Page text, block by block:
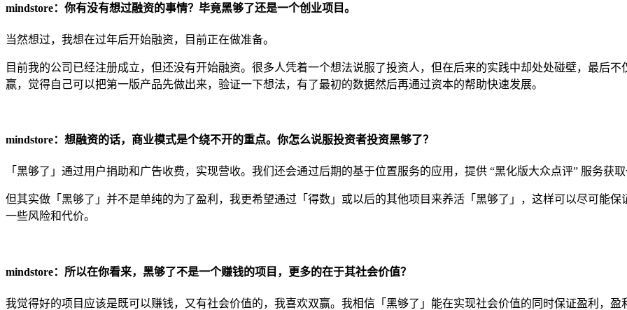
mindstore：你有没有想过融资的事情？毕竟黑够了还是一个创业项目。
当然想过，我想在过年后开始融资，目前正在做准备。
目前我的公司已经注册成立，但还没有开始融资。很多人凭着一个想法说服了投资人，但在后来的实践中却处处碰壁，最后
赢，觉得自己可以把第一版产品先做出来，验证一下想法，有了最初的数据然后再通过资本的帮助快速发展。
mindstore：想融资的话，商业模式是个绕不开的重点。你怎么说服投资者投资黑够了？
「黑够了」通过用户捐助和广告收费，实现营收。我们还会通过后期的基于位置服务的应用，提供 “黑化版大众点评” 服务获
但其实做「黑够了」并不是单纯的为了盈利，我更希望通过「得数」或以后的其他项目来养活「黑够了」，这样可以尽可能
一些风险和代价。
mindstore：所以在你看来，黑够了不是一个赚钱的项目，更多的在于其社会价值？
我觉得好的项目应该是既可以赚钱，又有社会价值的，我喜欢双赢。我相信「黑够了」能在实现社会价值的同时保证盈利，